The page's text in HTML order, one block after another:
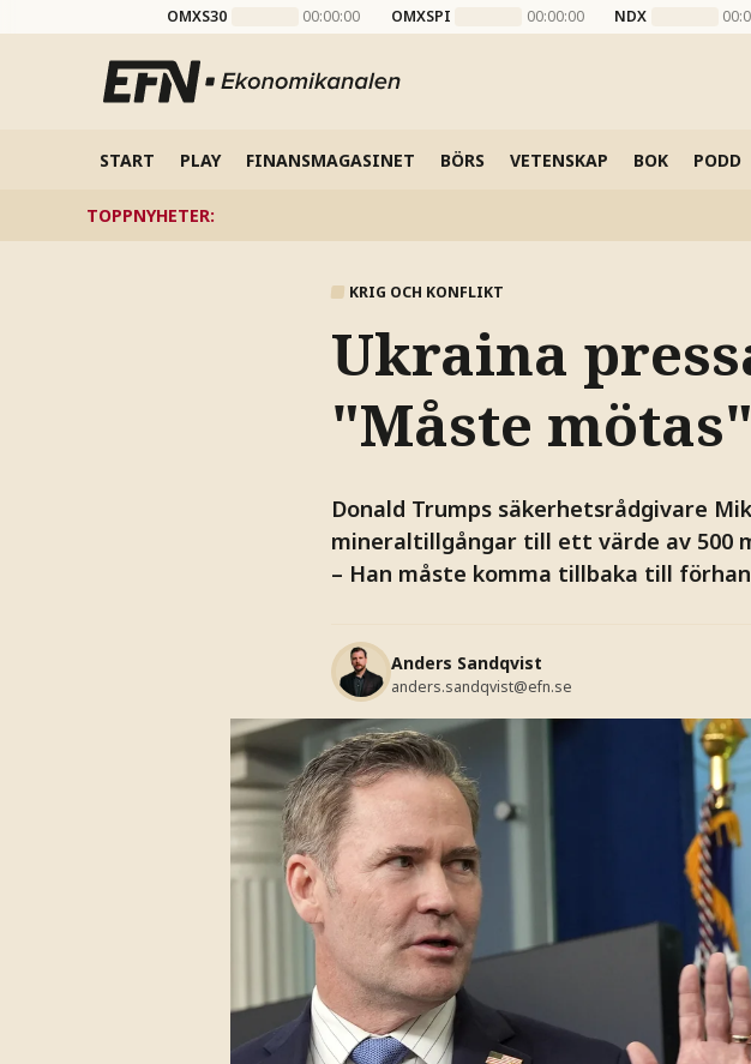
OMXS30 00:00:00 OMXSPI 00:00:00 NDX
START PLAY FINANSMAGASINET BÖRS VETENSKAP BOK PODD
TOPPNYHETER:
KRIG OCH KONFLIKT
Ukraina
"Måste mötas"
Donald Trumps säkerhetsrådgivare
mineraltillgångar till ett värde av
– Han måste komma tillbaka till
Anders Sandqvist
anders.sandqvist@efn.se